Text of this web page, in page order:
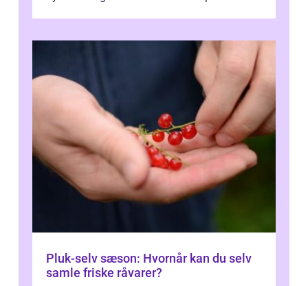
Pluk-selv sæson: Hvornår kan du selv
samle friske råvarer?